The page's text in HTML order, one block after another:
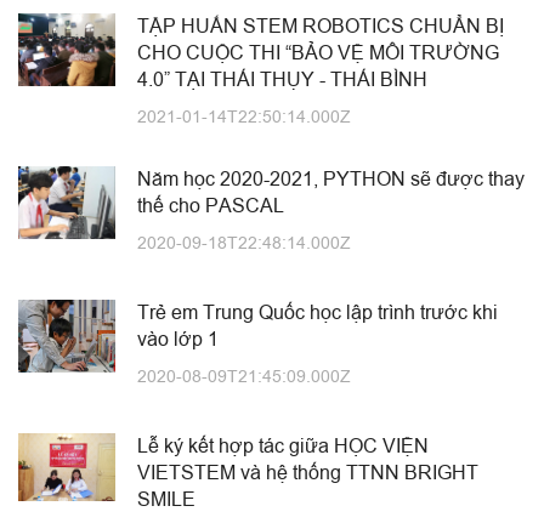
TẬP HUẤN STEM ROBOTICS CHUẨN BỊ
CHO CUỘC THI “BẢO VỆ MÔI TRƯỜNG
4.0” TẠI THÁI THỤY - THÁI BÌNH
2021-01-14T22:50:14.000Z
Năm học 2020-2021, PYTHON sẽ được thay
thế cho PASCAL
2020-09-18T22:48:14.000Z
Trẻ em Trung Quốc học lập trình trước khi
vào lớp 1
2020-08-09T21:45:09.000Z
Lễ ký kết hợp tác giữa HỌC VIỆN
VIETSTEM và hệ thống TTNN BRIGHT
SMILE